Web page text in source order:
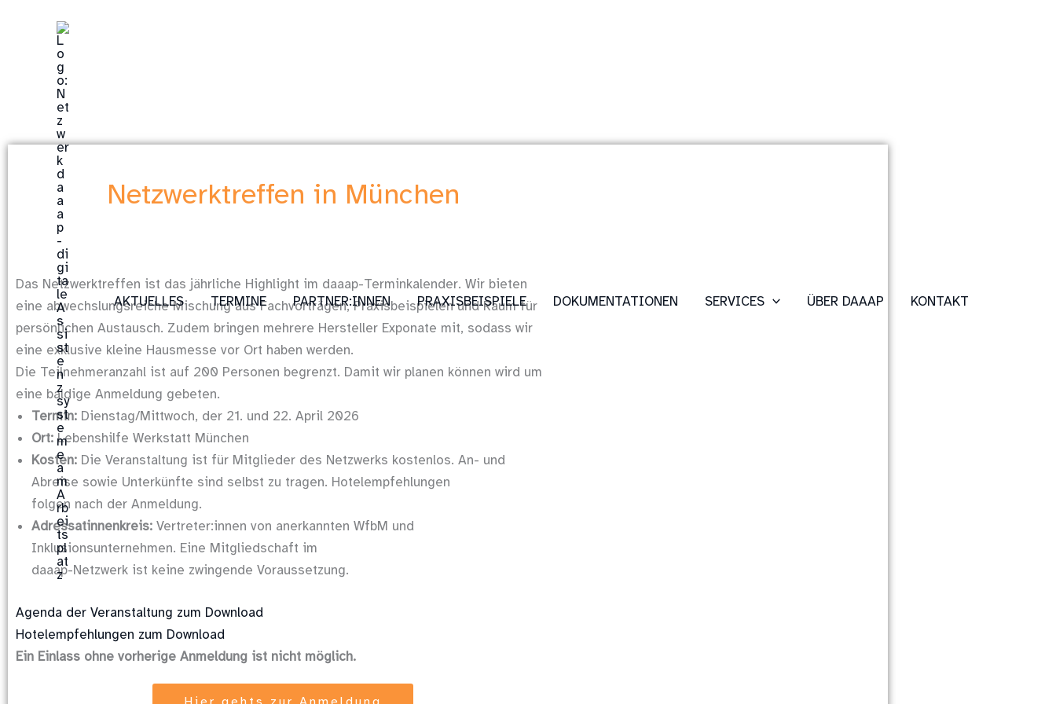
AKTUELLES TERMINE PARTNER:INNEN PRAXISBEISPIELE DOKUMENTATIONEN SERVICES ÜBER DAAAP KONTAKT
Netzwerktreffen in München
Das Netzwerktreffen ist das jährliche Highlight im daaap-Terminkalender. Wir bieten
eine abwechslungsreiche Mischung aus Fachvorträgen, Praxisbeispielen und Raum für
persönlichen Austausch. Zudem bringen mehrere Hersteller Exponate mit, sodass wir
eine exklusive kleine Hausmesse vor Ort haben werden.
Die Teilnehmeranzahl ist auf 200 Personen begrenzt. Damit wir planen können wird um
eine baldige Anmeldung gebeten.
Termin: Dienstag/Mittwoch, der 21. und 22. April 2026
Ort: Lebenshilfe Werkstatt München
Kosten: Die Veranstaltung ist für Mitglieder des Netzwerks kostenlos. An- und
Abreise sowie Unterkünfte sind selbst zu tragen. Hotelempfehlungen
folgen nach der Anmeldung.
Adressatinnenkreis: Vertreter:innen von anerkannten WfbM und
Inklusionsunternehmen. Eine Mitgliedschaft im
daaap-Netzwerk ist keine zwingende Voraussetzung.
Agenda der Veranstaltung zum Download
Hotelempfehlungen zum Download
Ein Einlass ohne vorherige Anmeldung ist nicht möglich.